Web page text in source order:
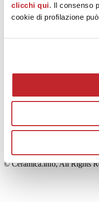
clicchi qui. Il consenso
cookie di profilazione
News
aziende
Edi.Cer S.p.a. Società
Viale Monte Santo, 40 -
00853700367
Iscrizione al Registro delle
© Ceramica.info, All Rights